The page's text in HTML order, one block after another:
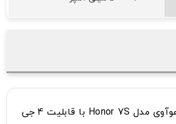
گوشی موبایل هوآوی مدل Honor 7S با قابلیت 4 جی